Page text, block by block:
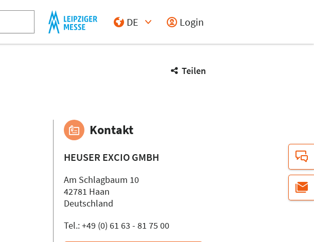
DE
Login
Teilen
Kontakt
HEUSER EXCIO GMBH
Am Schlagbaum 10
42781 Haan
Deutschland
Tel.: +49 (0) 61 63 - 81 75 00